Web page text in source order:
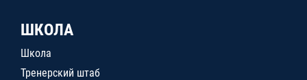
ШКОЛА
Школа
Тренерский штаб